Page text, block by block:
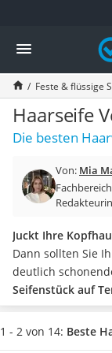
Die beliebtesten
Drogerie
Inhalator
Haarschneider
Rollator
Braun Rasierer
Katzenklappe (Chip)
Masturbator
Massagepistole
Reisehaartrockner
Eiweißpulver
Magnesiumpräparat
Katzenklappe
Nackenmassagegerät
Zeckenschutz Katze
Feste & flüssige
Haarseife
Die besten
Von: Mia
Juckt Ihre
Dann sollten Sie
deutlich
Seifenstück auf
verzichtet wird.
Haarwaschseife
1 - 2 von 14: Beste